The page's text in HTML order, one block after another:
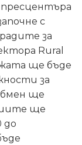
с
за
Rural
ще бъде
за
ще
ще
до